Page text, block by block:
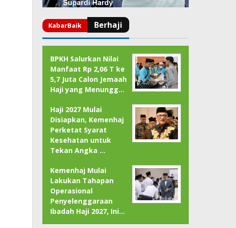
BPKH Salurkan Nilai
Manfaat Rp 2,06 T ke
5,7 Juta Calon Jemaah
Haji yang Menungg…
Haji 2027 Mulai
Disiapkan, Kemenhaj
Perketat Syarat
Kesehatan untuk
Tekan Angka …
Kemenhaj Mulai
Lakukan Tahapan
Operasional
Penyelenggaraan
Ibadah Haji 2027, Ini…